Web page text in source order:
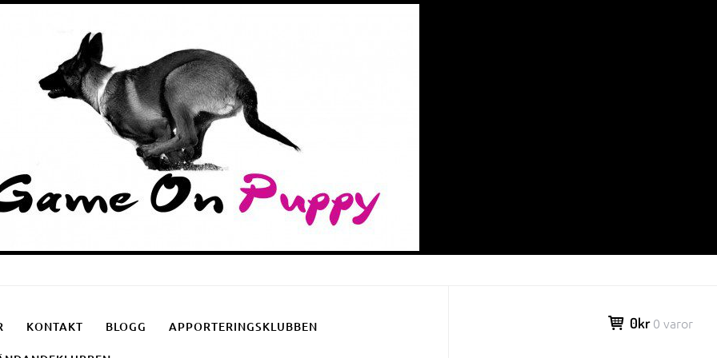
KONTAKT BLOGG APPORTERINGSKLUBBEN 0kr 0 varor